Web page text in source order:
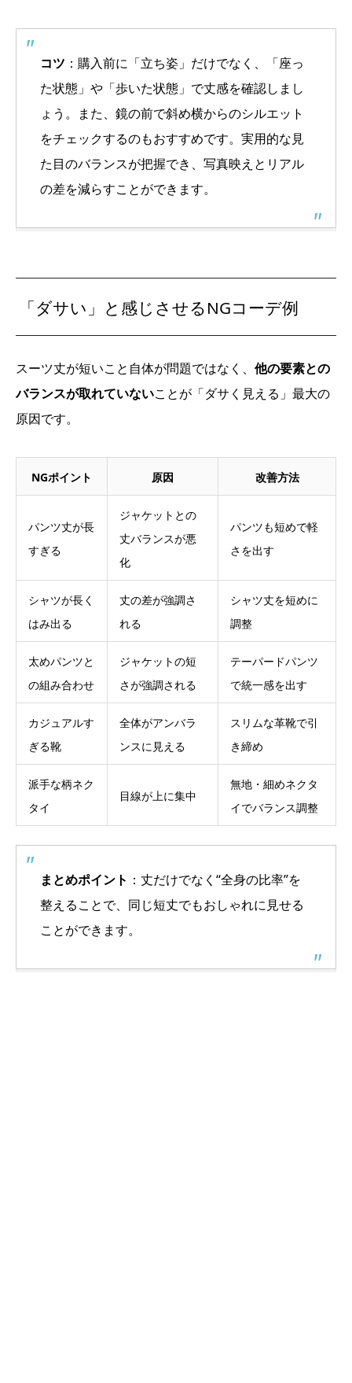
コツ ：購入前に「立ち姿」だけでなく、「座っ
た状態」や「歩いた状態」で丈感を確認しまし
ょう。また、鏡の前で斜め横からのシルエット
をチェックするのもおすすめです。実用的な見
た目のバランスが把握でき、写真映えとリアル
の差を減らすことができます。
「ダサい」と感じさせるNGコーデ例
スーツ丈が短いこと自体が問題ではなく、 他の要素との
バランスが取れていないことが「ダサく見える」最大の
原因です。
NGポイント 原因 改善方法
パンツ丈が長
すぎる
ジャケットとの
丈バランスが悪
化
パンツも短めで軽
さを出す
シャツが長く
はみ出る
丈の差が強調さ
れる
シャツ丈を短めに
調整
太めパンツと
の組み合わせ
ジャケットの短
さが強調される
テーパードパンツ
で統一感を出す
カジュアルす
ぎる靴
全体がアンバラ
ンスに見える
スリムな革靴で引
き締め
派手な柄ネク
タイ
目線が上に集中
無地・細めネクタ
イでバランス調整
まとめポイント ：丈だけでなく“全身の比率”を
整えることで、同じ短丈でもおしゃれに見せる
ことができます。